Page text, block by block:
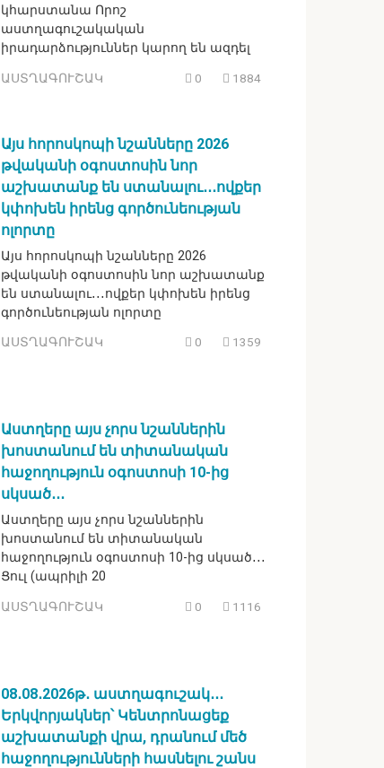
կհարստանա Որոշ
աստղագուշակական
իրադարձություններ կարող են ազդել
ԱՍՏՂԱԳՈՒՇԱԿ 0 1884
Այս հորոսկոպի նշանները 2026
թվականի օգոստոսին նոր
աշխատանք են ստանալու․․․ովքեր
կփոխեն իրենց գործունեության
ոլորտը
Այս հորոսկոպի նշանները 2026
թվականի օգոստոսին նոր աշխատանք
են ստանալու․․․ովքեր կփոխեն իրենց
գործունեության ոլորտը
ԱՍՏՂԱԳՈՒՇԱԿ 0 1359
Աստղերը այս չորս նշաններին
խոստանում են տիտանական
հաջողություն օգոստոսի 10-ից
սկսած․․․
Աստղերը այս չորս նշաններին
խոստանում են տիտանական
հաջողություն օգոստոսի 10-ից սկսած․․․
Ցուլ (ապրիլի 20
ԱՍՏՂԱԳՈՒՇԱԿ 0 1116
08․08․2026թ․ աստղագուշակ․․․
Երկվորյակներ՝ Կենտրոնացեք
աշխատանքի վրա, դրանում մեծ
հաջողությունների հասնելու շանս